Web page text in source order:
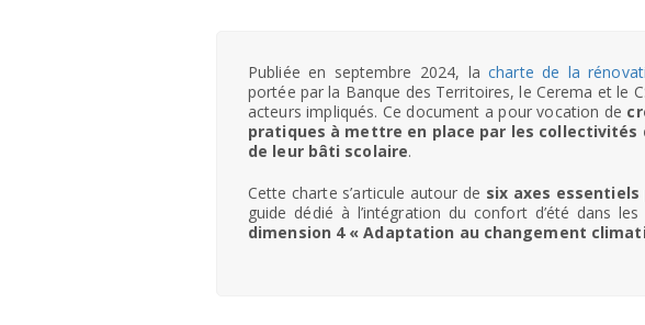
Publiée en septembre 2024, lacharte de la
portée par la Banque des Territoires, le Cerema et le
acteurs impliqués. Ce document a pour vocation de
pratiques à mettre en place par les collectivités
de leur bâti scolaire.
Cette charte s’articule autour de six axes
guide dédié à l’intégration du confort d’été dans
dimension 4 « Adaptation au changement